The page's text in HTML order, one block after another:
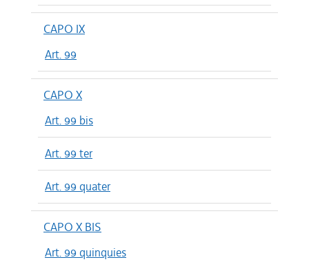
CAPO IX
Art. 99
CAPO X
Art. 99 bis
Art. 99 ter
Art. 99 quater
CAPO X BIS
Art. 99 quinquies